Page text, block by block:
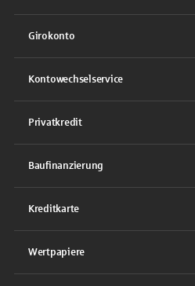
Girokonto
Kontowechselservice
Privatkredit
Baufinanzierung
Kreditkarte
Wertpapiere